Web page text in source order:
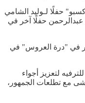
حفلًا لـوليد الشامي
عبدالرحمن حفلًا آخر في
في "درة العروس" في
لتعزيز أجواء
مع تطلعات الجمهور،